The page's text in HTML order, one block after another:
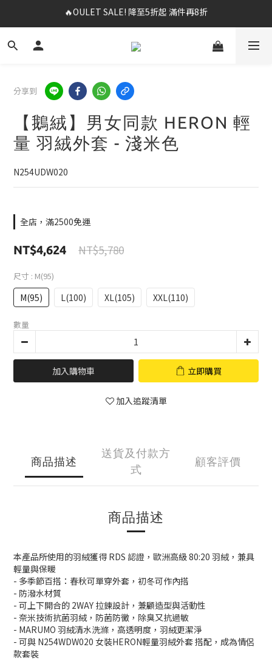
✨春夏新品最低8折起 ！2件再9折
✨購買指定後背包送好運鑰匙圈 (贈完為止)
✨春夏新品最低8折起 ！2件再9折
分享到
【鵝絨】男女同款 HERON 輕
量 羽絨外套 - 淺米色
N254UDW020
全店，滿2500免運
NT$4,624 NT$5,780
尺寸 : M(95)
M(95) L(100) XL(105) XXL(110)
數量
加入購物車 立即購買
加入追蹤清單
商品描述
送貨及付款方
式
顧客評價
商品描述
本產品所使用的羽絨獲得 RDS 認證，歐洲高級 80:20 羽絨，兼具
輕量與保暖
- 多季節百搭：春秋可單穿外套，初冬可作內搭
- 防潑水材質
- 可上下開合的 2WAY 拉鍊設計，兼顧造型與活動性
- 奈米技術抗菌羽絨，防菌防黴，除臭又抗過敏
- MARUMO 羽絨清水洗滌，高透明度，羽絨更潔淨
- 可與 N254WDW020 女裝HERON輕量羽絨外套 搭配，成為情侶
款套裝